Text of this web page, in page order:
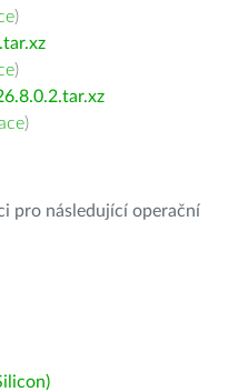
)
)
)
pro následující operační